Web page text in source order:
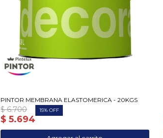
PINTOR MEMBRANA ELASTOMERICA - 20KGS
$ 5.694
$ 6.700 15